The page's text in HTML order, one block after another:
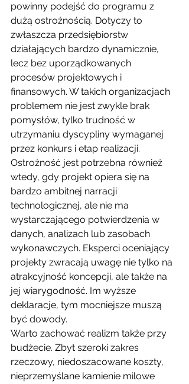
powinny podejść do programu z
dużą ostrożnością. Dotyczy to
zwłaszcza przedsiębiorstw
działających bardzo dynamicznie,
lecz bez uporządkowanych
procesów projektowych i
finansowych. W takich organizacjach
problemem nie jest zwykle brak
pomysłów, tylko trudność w
utrzymaniu dyscypliny wymaganej
przez konkurs i etap realizacji.
Ostrożność jest potrzebna również
wtedy, gdy projekt opiera się na
bardzo ambitnej narracji
technologicznej, ale nie ma
wystarczającego potwierdzenia w
danych, analizach lub zasobach
wykonawczych. Eksperci oceniający
projekty zwracają uwagę nie tylko na
atrakcyjność koncepcji, ale także na
jej wiarygodność. Im wyższe
deklaracje, tym mocniejsze muszą
być dowody.
Warto zachować realizm także przy
budżecie. Zbyt szeroki zakres
rzeczowy, niedoszacowane koszty,
nieprzemyślane kamienie milowe